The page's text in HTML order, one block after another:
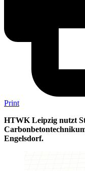
Print
HTWK Leipzig nutzt
Engelsdorf.